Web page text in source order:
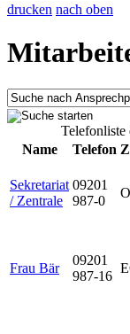
drucken nach oben
Telefonliste
Name
Telefon
Sekretariat
/ Zentrale
09201
987-0
Frau Bär
09201
987-16